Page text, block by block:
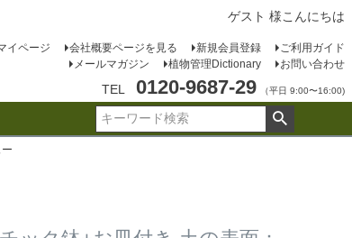
ゲスト 様こんにちは
イページ 会社概要ページを見る 新規会員登録
ご利用ガイド
メールマガジン
植物管理Dictionary お問い合わせ
TEL 0120-9687-29 （平日 9:00〜16:00)